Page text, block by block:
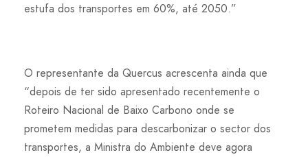
estufa dos transportes em 60%, até 2050.”
O representante da Quercus acrescenta ainda que
“depois de ter sido apresentado recentemente o
Roteiro Nacional de Baixo Carbono onde se
prometem medidas para descarbonizar o sector dos
transportes, a Ministra do Ambiente deve agora